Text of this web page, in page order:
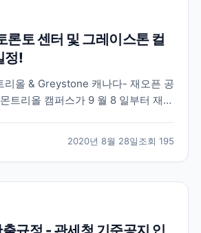
론토 센터 및 그레이스톤 컬
정!
리올 & Greystone 캐나다- 재오픈 공
트리올 캠퍼스가 9 월 8 일부터 재오
예정입니다 . 온라인 수업은 캐나다
2020년 8월 28일조회 195